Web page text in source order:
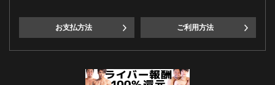
お支払方法 ご利用方法